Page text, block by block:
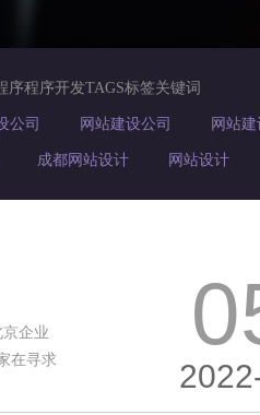
序程序开发TAGS标签关键词
公司 网站建设公司 网站建
成都网站设计 网站设计
企业
在寻求